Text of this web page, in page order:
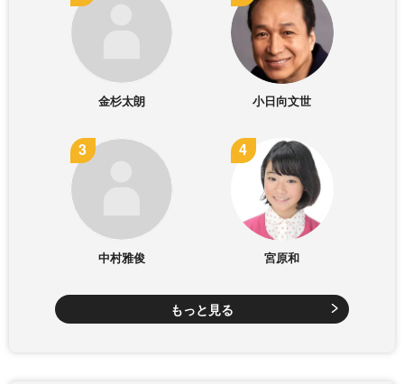
金杉太朗 小日向文世
中村雅俊 宮原和
もっと見る